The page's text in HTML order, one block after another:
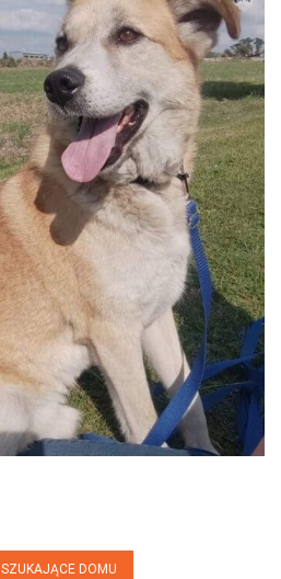
SZUKAJĄCE DOMU